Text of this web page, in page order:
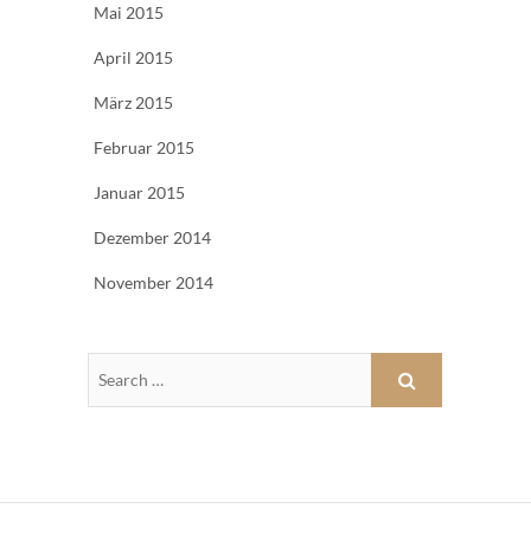
Mai 2015
April 2015
März 2015
Februar 2015
Januar 2015
Dezember 2014
November 2014